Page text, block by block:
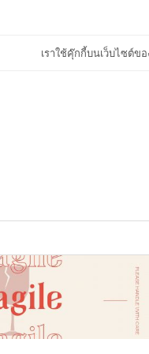
เราใช้คุ๊กกี้บนเว็บไซต์ข